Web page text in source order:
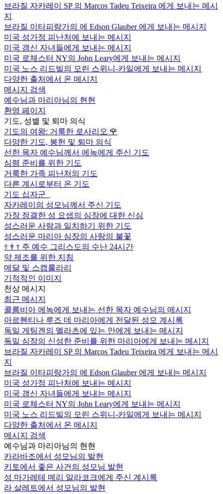
브라질 자카레이 SP 의 Marcos Tadeu Teixeira 에게 보내는 메시
지
브라질 이타피랑가의 에 Edson Glauber 에게 보내는 메시지
미국 성가정 피난처에 보내는 메시지
미국 갱신 자녀들에게 보내는 메시지
미국 로체스터 NY의 John Leary에게 보내는 메시지
미국 노스 리드빌의 모린 스위니-카일에게 보내는 메시지
다양한 출처에서 온 메시지
메시지 검색
예수님과 마리아님의 현현
환영 페이지
기도, 성별 및 퇴마 의식
기도의 여왕: 거룩한 로사리오 🌹
다양한 기도, 봉헌 및 퇴마 의식
선한 목자 예수님께서 에녹에게 주신 기도
심령 준비를 위한 기도
거룩한 가족 피난처의 기도
다른 계시로부터 온 기도
기도 십자군
자카레이의 성모님께서 주신 기도
가장 정결한 성 요셉의 심장에 대한 신심
성스러운 사랑과 일치하기 위한 기도
성스러운 마리아 심장의 사랑의 불꽃
† † † 주 예수 그리스도의 수난 24시간
약 제조를 위한 지침
메달 및 스캡룰라리
기적적인 이미지
천상 메시지
최근 메시지
콜롬비아 에녹에게 보내는 선한 목자 예수님의 메시지
아르헨티나 루즈 데 마리아에게 전달된 성모 계시록
독일 게팅겐의 멜라츠에 있는 안에게 보내는 메시지
독일 심장의 신성한 준비를 위한 마리아에게 보내는 메시지
브라질 자카레이 SP 의 Marcos Tadeu Teixeira 에게 보내는 메시
지
브라질 이타피랑가의 에 Edson Glauber 에게 보내는 메시지
미국 성가정 피난처에 보내는 메시지
미국 갱신 자녀들에게 보내는 메시지
미국 로체스터 NY의 John Leary에게 보내는 메시지
미국 노스 리드빌의 모린 스위니-카일에게 보내는 메시지
다양한 출처에서 온 메시지
메시지 검색
예수님과 마리아님의 현현
카라바조에서 성모님의 발현
키토에서 좋은 사건의 성모님 발현
성 마가레테 메리 알라코크에게 주신 계시록
라 살레트에서 성모님의 발현